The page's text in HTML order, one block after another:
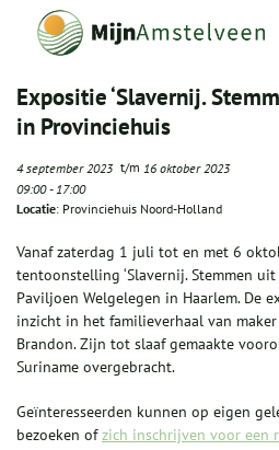
Expositie ‘Slavernij.
in Provinciehuis
4 september 2023 t/m 16 oktober 2023
09:00-17:00
Locatie: Provinciehuis Noord-Holland
Vanaf zaterdag 1 juli tot en met 6
tentoonstelling ‘Slavernij. Stemmen
Paviljoen Welgelegen in Haarlem. De
inzicht in het familieverhaal van
Brandon. Zijn tot slaaf gemaakte
Suriname overgebracht.
Geïnteresseerden kunnen op eigen
bezoeken ofzich inschrijven voor een